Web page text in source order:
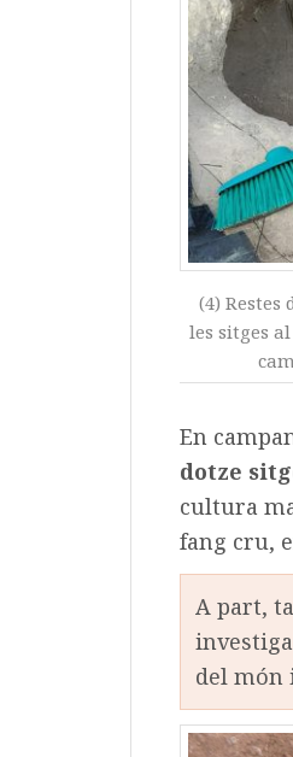
(4) Restes
les sitges
En
dotze
cultura
fang cru,
A part,
del món